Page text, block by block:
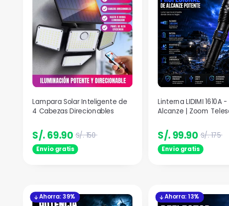
Lampara Solar Inteligente de
4 Cabezas Direcionables
S/. 69.90 S/. 150
Envio gratis
Linterna LIDIMI 1610A
Alcanze | Zoom
Diamante
S/. 99.90 S/. 175
Envio gratis
Ahorra: 39% Ahorra: 13%